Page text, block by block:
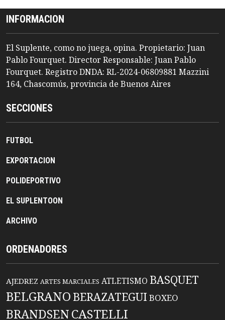
INFORMACION
El Suplente, como no juega, opina. Propietario: Juan
Pablo Fourquet. Director Responsable: Juan Pablo
Fourquet. Registro DNDA: RL-2024-06809881 Mazzini
164, Chascomús, provincia de Buenos Aires
SECCIONES
FUTBOL
EXPORTACION
POLIDEPORTIVO
EL SUPLENTOON
ARCHIVO
ORDENADORES
AJEDREZ ARTES MARCIALES ATLETISMO BASQUET
BELGRANO BERAZATEGUIBOXEO
BRANDSENCASTELLI